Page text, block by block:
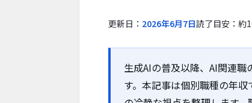
更新日： 2026年6月7日読了目安：約
生成AIの普及以降、AI関連職
す。本記事は個別職種の年収